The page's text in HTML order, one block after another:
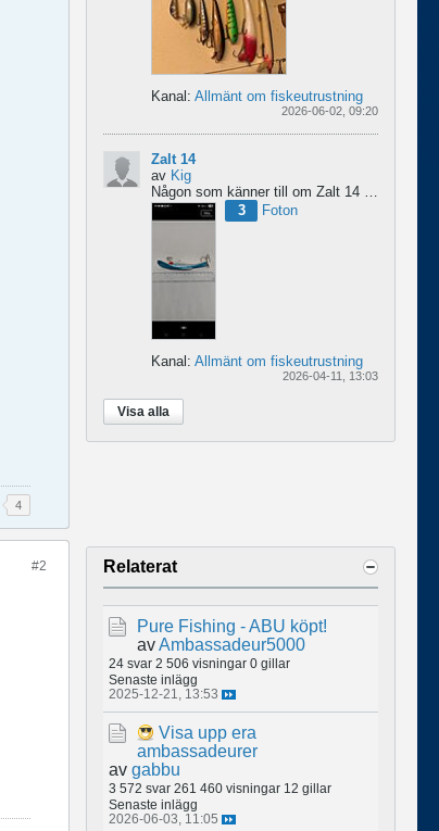
4
#2
Kanal: Allmänt om fiskeutrustning
2026-06-02, 09:20
Zalt 14
av Kig
Någon som känner till om Zalt 14 någongång tillverkats med fenor?
3
Foton
Kanal: Allmänt om fiskeutrustning
2026-04-11, 13:03
Visa alla
Relaterat
Pure Fishing - ABU köpt!
avAmbassadeur5000
24 svar 2 506 visningar 0 gillar
Senaste inlägg
2025-12-21, 13:53
Visa upp era
ambassadeurer
av gabbu
3 572 svar 261 460 visningar 12 gillar
Senaste inlägg
2026-06-03, 11:05